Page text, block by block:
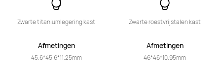
Zwarte titaniumlegering kast
Afmetingen
45.6*45.6*11.25mm
Zwarte roestvrijstalen kast
Afmetingen
46*46*10.95mm